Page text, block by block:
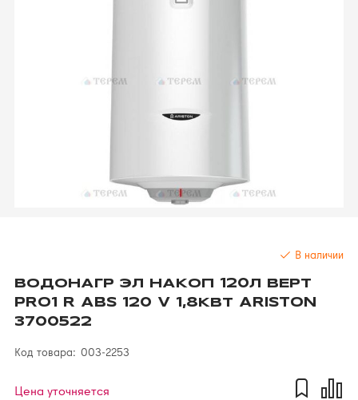
В наличии
ВОДОНАГР ЭЛ НАКОП 120Л ВЕРТ
PRO1 R ABS 120 V 1,8КВТ ARISTON
3700522
Код товара: 003-2253
Цена уточняется